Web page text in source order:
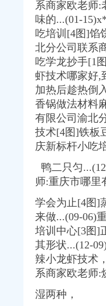
科技_龙溪股
业厅房屋租赁项目（
附近酒店【携程酒店】
】-阿土伯工商信息查询
聘信息】-前程无忧官
程招标公告_中国招标网
股份（003592）_公告
工商信息_电话_地址_
_财务信息_注册信息_
技术|科技_新浪新闻
司开业两年-财经网
司开业两年_其它数据_
热器,感应加热器生
州日报报业经营有限
关联交易的公告-搜狐
关联交易的公告_搜狐
投资的公告-[中财网]
销商-东方供应商
州花卉博览园花博大
业公司福州分公司城区
系商家欧老师:
味的...(01-
吃培训[4图]馅
北分公司联系
吃学龙抄手[1
虾技术哪家好,
加热后趁热倒
香锅做法材料
有限公司渝北
技术[4图]铁板
庆新标杆小吃
鸭二只匀
师:重庆市哪里
学会为止[4图]
来做...(09-06)
培训中心[3图
其形状...(12-
辣小龙虾技术
系商家欧老师:
湿两种，